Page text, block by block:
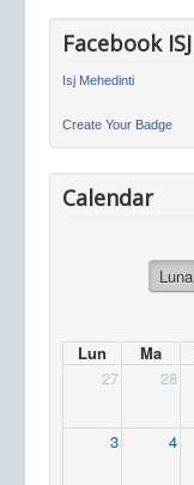
Facebook
Isj Mehedinti
Create Your Badge
Calendar
Luna
Lun Ma
27
28
3 4